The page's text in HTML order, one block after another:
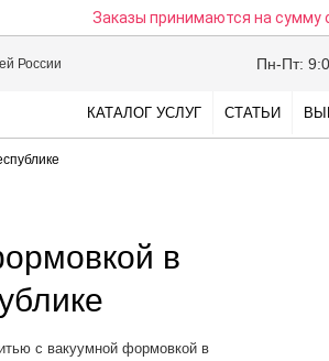
Заказы принимаются на сумму
России Пн-Пт:
КАТАЛОГ УСЛУГ СТАТЬИ
в
с вакуумной формовкой в